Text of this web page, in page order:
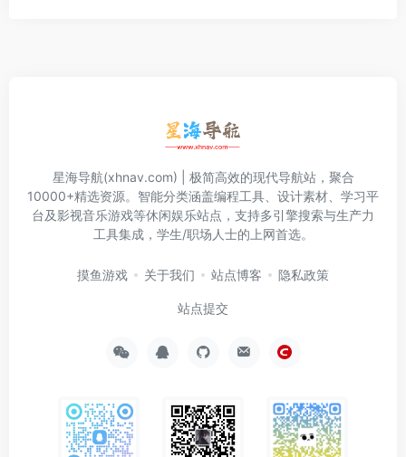
星海导航(xhnav.com) | 极简高效的现代导航站，聚合
10000+精选资源。智能分类涵盖编程工具、设计素材、学习平
台及影视音乐游戏等休闲娱乐站点，支持多引擎搜索与生产力
工具集成，学生/职场人士的上网首选。
摸鱼游戏 关于我们 站点博客 隐私政策
站点提交